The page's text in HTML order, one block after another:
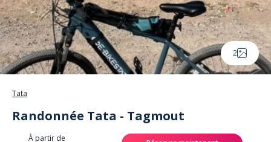
2
Tata
Randonnée Tata - Tagmout
À partir de